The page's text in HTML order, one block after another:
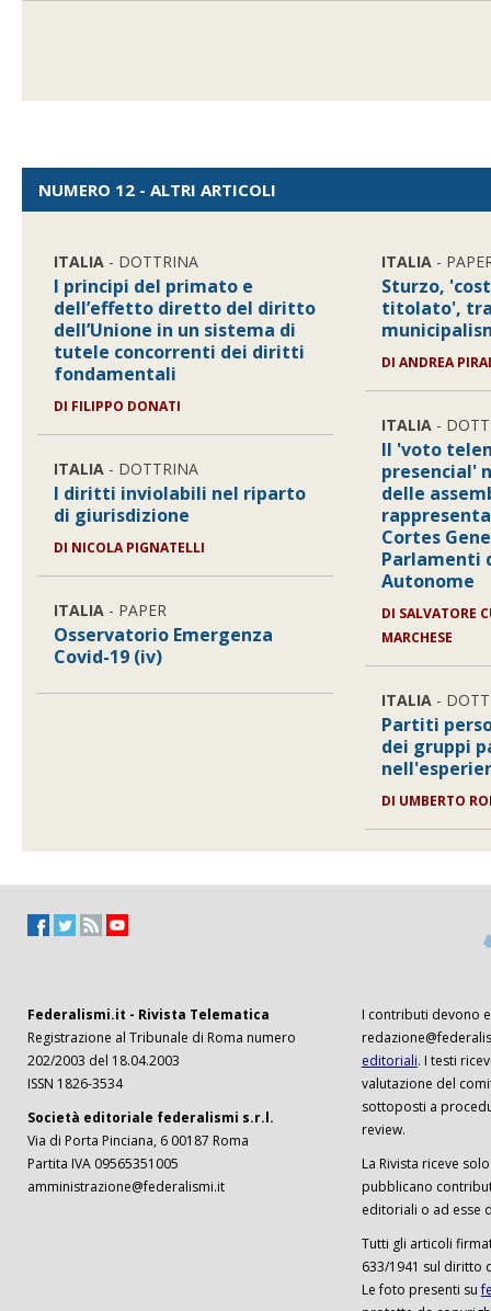
NUMERO 12 - ALTRI ARTICOLI
ITALIA - DOTTRINA
I principi del primato e
dell’effetto diretto del diritto
dell’Unione in un sistema di
tutele concorrenti dei diritti
fondamentali
DI FILIPPO DONATI
ITALIA - DOTTRINA
I diritti inviolabili nel riparto
di giurisdizione
DI NICOLA PIGNATELLI
ITALIA - PAPER
Osservatorio Emergenza
Covid-19 (iv)
ITALIA -
Sturzo,
titolato',
DIANDREA
ITALIA -
Il 'voto
presencial'
delle
Cortes
Parlamenti
Autonome
DI SALVATORE
MARCHESE
ITALIA -
Partiti
dei gruppi
DI UMBERTO
Federalismi.it - Rivista Telematica
Registrazione al Tribunale di Roma numero
202/2003 del 18.04.2003
ISSN 1826-3534
Società editoriale federalismi s.r.l.
Via di Porta Pinciana, 6 00187 Roma
Partita IVA 09565351005
amministrazione@federalismi.it
I contributi devono
editoriali. I testi
valutazione del
sottoposti a
review.
La Rivista riceve
pubblicano
editoriali o ad esse
Tutti gli articoli
633/1941 sul diritto
Le foto presenti su